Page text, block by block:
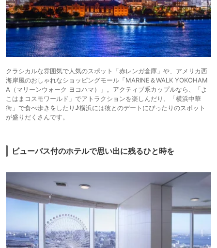
クラシカルな雰囲気で人気のスポット「赤レンガ倉庫」や、アメリカ西
海岸風のおしゃれなショッピングモール「MARINE＆WALK YOKOHAM
A（マリーンウォーク ヨコハマ）」。アクティブ系カップルなら、「よ
こはまコスモワールド」でアトラクションを楽しんだり、「横浜中華
街」で食べ歩きをしたり♪横浜には彼とのデートにぴったりのスポット
が盛りだくさんです。
ビューバス付のホテルで思い出に残るひと時を